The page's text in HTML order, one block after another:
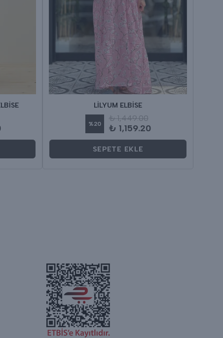
LİLYUM ELBİSE
%20
₺ 1,449.00
₺ 1,159.20
SEPETE EKLE